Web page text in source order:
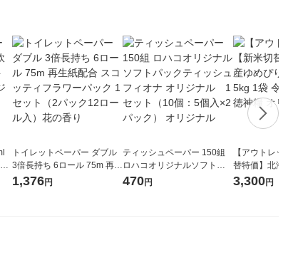
トイレットペーパー ダブル
3倍長持ち 6ロール 75m 再生
紙配合 スコッティフラワー
1,376円
ティッシュペーパー 150組
ロハコオリジナルソフトパ
ックティッシュ フィオナ オ
470円
【アウトレッ
替特価】北海
か 無洗米 5kg
3,300円